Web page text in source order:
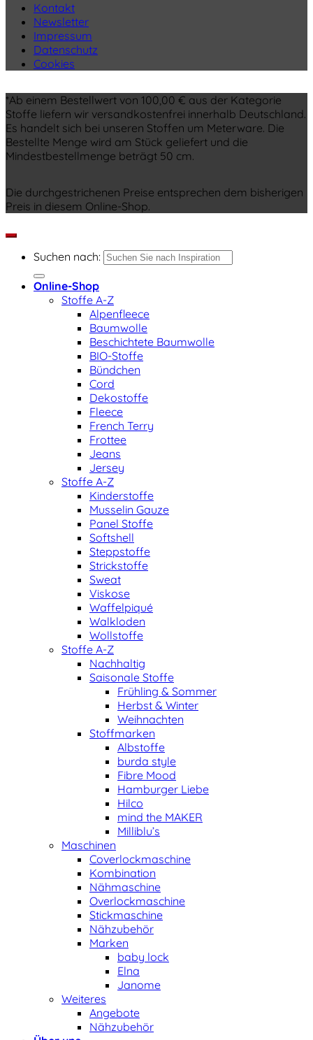
Kontakt
Newsletter
Impressum
Datenschutz
Cookies
*Ab einem Bestellwert von 100,00 € aus der Kategorie
Stoffe liefern wir versandkostenfrei innerhalb Deutschland.
Es handelt sich bei unseren Stoffen um Meterware. Die
Bestellte Menge wird am Stück geliefert und die
Mindestbestellmenge beträgt 50 cm.
Die durchgestrichenen Preise entsprechen dem bisherigen
Preis in diesem Online-Shop.
Suchen nach:
Online-Shop
Stoffe A-Z
Alpenfleece
Baumwolle
Beschichtete Baumwolle
BIO-Stoffe
Bündchen
Cord
Dekostoffe
Fleece
French Terry
Frottee
Jeans
Jersey
Stoffe A-Z
Kinderstoffe
Musselin Gauze
Panel Stoffe
Softshell
Steppstoffe
Strickstoffe
Sweat
Viskose
Waffelpiqué
Walkloden
Wollstoffe
Stoffe A-Z
Nachhaltig
Saisonale Stoffe
Frühling & Sommer
Herbst & Winter
Weihnachten
Stoffmarken
Albstoffe
burda style
Fibre Mood
Hamburger Liebe
Hilco
mind the MAKER
Milliblu’s
Maschinen
Coverlockmaschine
Kombination
Nähmaschine
Overlockmaschine
Stickmaschine
Nähzubehör
Marken
baby lock
Elna
Janome
Weiteres
Angebote
Nähzubehör